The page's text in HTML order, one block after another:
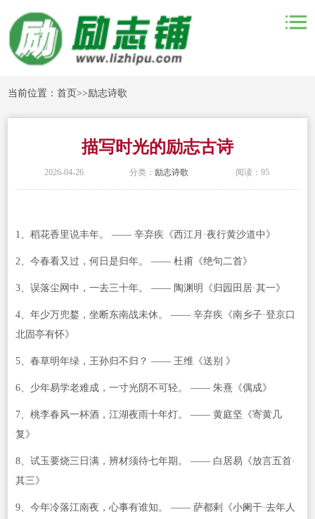
当前位置：首页>>励志诗歌
描写时光的励志古诗
2026-04-26 分类： 励志诗歌 阅读：95
1、稻花香里说丰年。 —— 辛弃疾《西江月·夜行黄沙道中》
2、今春看又过，何日是归年。 —— 杜甫《绝句二首》
3、误落尘网中，一去三十年。 —— 陶渊明《归园田居·其一》
4、年少万兜鍪，坐断东南战未休。 —— 辛弃疾《南乡子·登京口
北固亭有怀》
5、春草明年绿，王孙归不归？ —— 王维《送别 》
6、少年易学老难成，一寸光阴不可轻。 —— 朱熹《偶成》
7、桃李春风一杯酒，江湖夜雨十年灯。 —— 黄庭坚《寄黄几
复》
8、试玉要烧三日满，辨材须待七年期。 —— 白居易《放言五首·
其三》
9、今年冷落江南夜，心事有谁知。 —— 萨都剌《小阑干·去年人